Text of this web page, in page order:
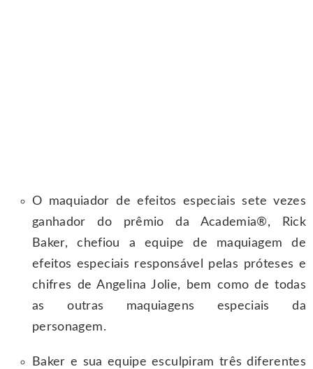
O maquiador de efeitos especiais sete vezes
ganhador do prêmio da Academia®, Rick
Baker, chefiou a equipe de maquiagem de
efeitos especiais responsável pelas próteses e
chifres de Angelina Jolie, bem como de todas
as outras maquiagens especiais da
personagem.
Baker e sua equipe esculpiram três diferentes